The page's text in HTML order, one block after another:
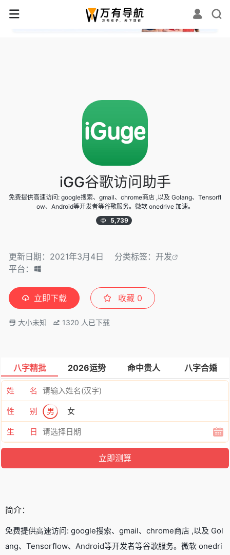
✕
iGG谷歌访问助手
免费提供高速访问: google搜索、gmail、chrome商店 ,以及 Golang、Tensorfl
ow、Android等开发者等谷歌服务。微软 onedrive 加速。
5,739
更新日期：2021年3月4日 分类标签： 开发
平台：
立即下载 收藏 0
大小未知 1320 人已下载
八字精批 2026运势 命中贵人 八字合婚
姓 名
性 别 男 女
生 日
简介：
免费提供高速访问: google搜索、gmail、chrome商店 ,以及 Gol
ang、Tensorflow、Android等开发者等谷歌服务。微软 onedri